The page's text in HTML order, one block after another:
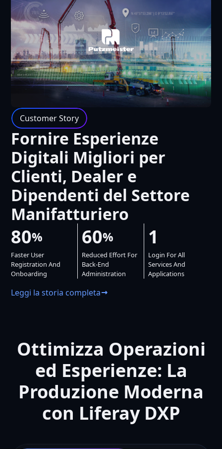
Customer Story
Fornire Esperienze
Digitali Migliori per
Clienti, Dealer e
Dipendenti del Settore
Manifatturiero
80%
Faster User
Registration And
Onboarding
60%
Reduced Effort For
Back-End
Administration
1
Login For All
Services And
Applications
Leggi la storia completa
Ottimizza Operazioni
ed Esperienze: La
Produzione Moderna
con Liferay DXP